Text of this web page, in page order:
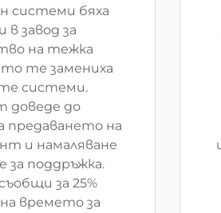
системи бяха
в завод за
на тежка
те замениха
системи.
доведе до
предаването на
и намаляване
за поддръжка.
за 25%
времето за